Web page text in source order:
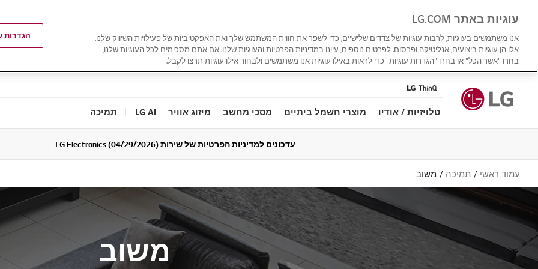
טלויזיות / אודיו מוצרי חשמל ביתיים מסכי מחשב מיזוג אוויר LG AI תמיכה
עדכונים למדיניות הפרטיות של שירות LG Electronics (04/29/2026)
עמוד ראשי תמיכה משוב
משוב
עוגיות באתר LG.COM
אנו משתמשים בעוגיות, לרבות עוגיות של צדדים שלישיים, כדי לשפר את חווית המשתמש שלך ואת האפקטיביות של פעילויות השיווק שלנו.
אלו הן עוגיות ביצועים, אנליטיקה ופרסום. לפרטים נוספים, עיינו במדיניות הפרטיות והעוגיות שלנו. אם אתם מסכימים לכל העוגיות שלנו,
בחרו "אשר הכל" או בחרו "הגדרות עוגיות" כדי לראות באילו עוגיות אנו משתמשים ולבחור אילו עוגיות תרצו לקבל.
הגדרות